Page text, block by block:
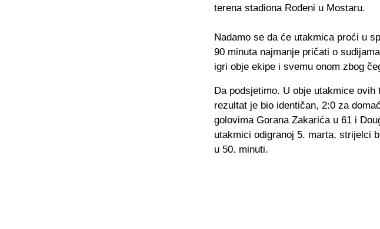
terena stadiona Rođeni u Mostaru.
Nadamo se da će utakmica proći u
90 minuta najmanje pričati o
igri obje ekipe i svemu onom zbog
Da podsjetimo. U obje utakmice
rezultat je bio identičan, 2:0 za
golovima Gorana Zakarića u 61 i
utakmici odigranoj 5. marta, strijelci
u 50. minuti.